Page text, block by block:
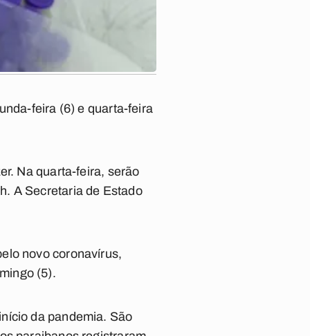
feira (6) e quarta-feira
Na quarta-feira, serão
A Secretaria de Estado
novo coronavírus,
(5).
da pandemia. São